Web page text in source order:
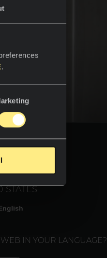
.
STATES
IN YOUR LANGUAGE?